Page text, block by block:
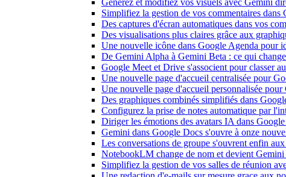
Générez et modifiez vos visuels avec Gemini
Simplifiez la gestion de vos commentaires
Des captures d'écran automatiques dans vos
Des visualisations plus claires grâce aux
Une nouvelle icône dans Google Agenda pour
De Gemini Alpha à Gemini Beta : ce qui
Google Meet et Drive s'associent pour classer
Une nouvelle page d'accueil centralisée pour
Une nouvelle page d'accueil personnalisée
Des graphiques combinés simplifiés dans
Configurez la prise de notes automatique par
Diriger les émotions des avatars IA dans
Gemini dans Google Docs s'ouvre à onze
Les conversations de groupe s'ouvrent enfin
NotebookLM change de nom et devient
Simplifiez la gestion de vos salles de réunion